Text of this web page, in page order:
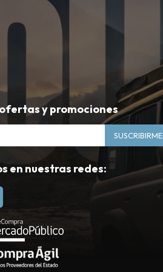
y promociones
SUSCRIBIRME
en nuestras redes: